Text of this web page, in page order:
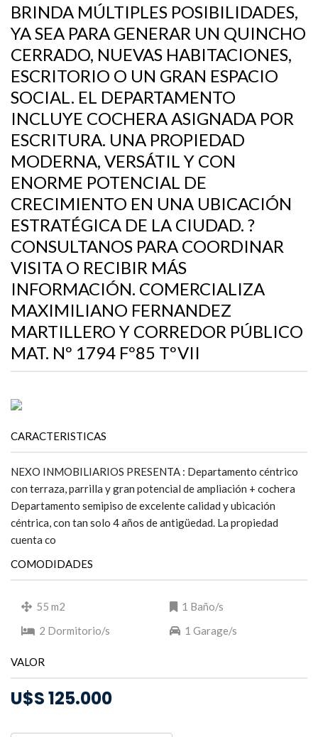
BRINDA MÚLTIPLES POSIBILIDADES,
YA SEA PARA GENERAR UN QUINCHO
CERRADO, NUEVAS HABITACIONES,
ESCRITORIO O UN GRAN ESPACIO
SOCIAL. EL DEPARTAMENTO
INCLUYE COCHERA ASIGNADA POR
ESCRITURA. UNA PROPIEDAD
MODERNA, VERSÁTIL Y CON
ENORME POTENCIAL DE
CRECIMIENTO EN UNA UBICACIÓN
ESTRATÉGICA DE LA CIUDAD. ?
CONSULTANOS PARA COORDINAR
VISITA O RECIBIR MÁS
INFORMACIÓN. COMERCIALIZA
MAXIMILIANO FERNANDEZ
MARTILLERO Y CORREDOR PÚBLICO
MAT. Nº 1794 Fº85 TºVII
CARACTERISTICAS
NEXO INMOBILIARIOS PRESENTA : Departamento céntrico
con terraza, parrilla y gran potencial de ampliación + cochera
Departamento semipiso de excelente calidad y ubicación
céntrica, con tan solo 4 años de antigüedad. La propiedad
cuenta co
COMODIDADES
55 m2
1 Baño/s
2 Dormitorio/s
1 Garage/s
VALOR
U$S 125.000